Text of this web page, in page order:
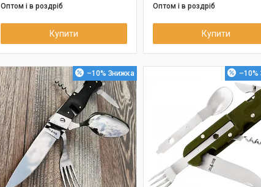
Оптом і в роздріб
Купити
Оптом і в роздріб
Купити
–10% –10%